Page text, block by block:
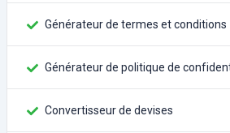
Générateur de termes et conditions
Générateur de politique de
Convertisseur de devises